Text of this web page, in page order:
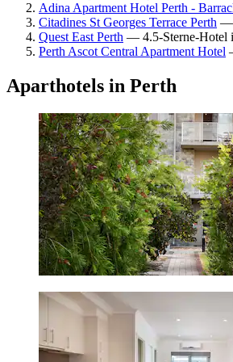
Adina Apartment Hotel Perth -
Citadines St Georges Terrace Perth —
Quest East Perth — 4.5-Sterne-Hotel
Perth Ascot Central Apartment Hotel
Aparthotels in Perth